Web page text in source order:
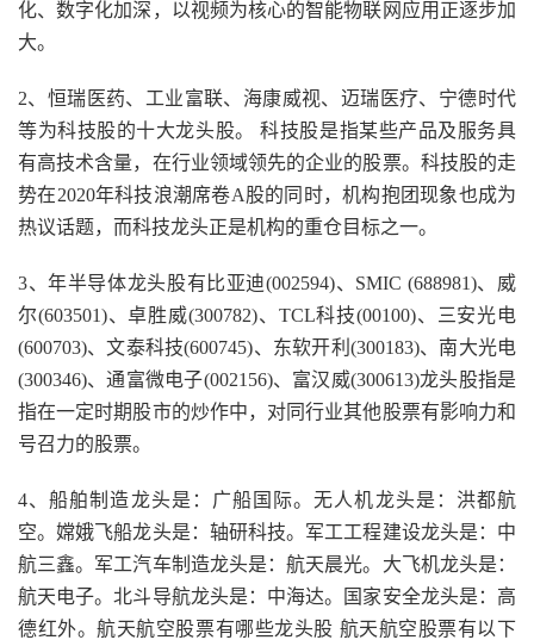
化、数字化加深，以视频为核心的智能物联网应用正逐步加
大。
2、恒瑞医药、工业富联、海康威视、迈瑞医疗、宁德时代
等为科技股的十大龙头股。 科技股是指某些产品及服务具
有高技术含量，在行业领域领先的企业的股票。科技股的走
势在2020年科技浪潮席卷A股的同时，机构抱团现象也成为
热议话题，而科技龙头正是机构的重仓目标之一。
3、年半导体龙头股有比亚迪(002594)、SMIC (688981)、威
尔(603501)、卓胜威(300782)、TCL科技(00100)、三安光电
(600703)、文泰科技(600745)、东软开利(300183)、南大光电
(300346)、通富微电子(002156)、富汉威(300613)龙头股指是
指在一定时期股市的炒作中，对同行业其他股票有影响力和
号召力的股票。
4、船舶制造龙头是：广船国际。无人机龙头是：洪都航
空。嫦娥飞船龙头是：轴研科技。军工工程建设龙头是：中
航三鑫。军工汽车制造龙头是：航天晨光。大飞机龙头是：
航天电子。北斗导航龙头是：中海达。国家安全龙头是：高
德红外。航天航空股票有哪些龙头股 航天航空股票有以下